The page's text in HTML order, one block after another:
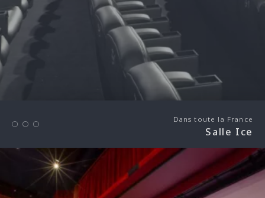
Dans toute la France
Salle Ice